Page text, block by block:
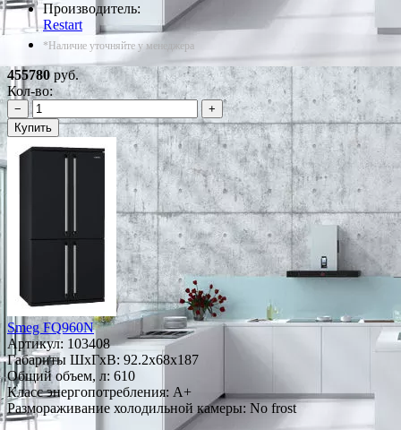
Производитель:
Restart
*Наличие уточняйте у менеджера
455780руб.
Кол-во:
−
+
Купить
Smeg FQ960N
Артикул: 103408
Габариты ШxГxВ: 92.2x68x187
Общий объем, л: 610
Класс энергопотребления: A+
Размораживание холодильной камеры: No frost